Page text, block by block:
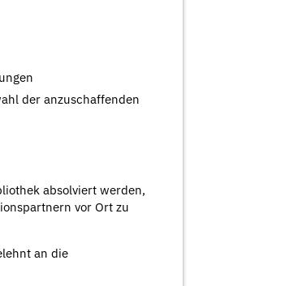
der anzuschaffenden
absolviert werden,
vor Ort zu
an die